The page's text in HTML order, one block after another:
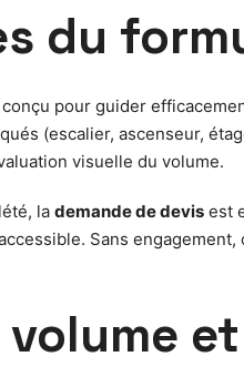
du
pour guider
(escalier, ascenseur,
visuelle du volume.
la demande de devis est
Sans engagement,